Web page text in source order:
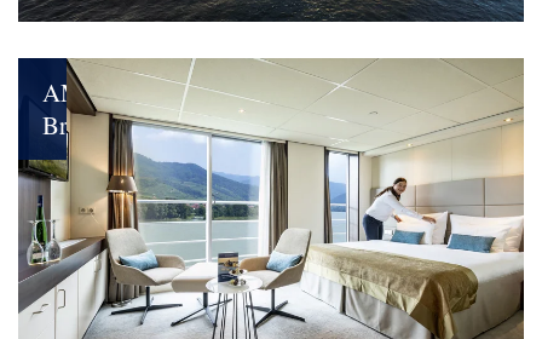
unser
Flaggschiff
AMADEUS
Brilliant
Ihr
Reisetraum
nimmt
Kurs